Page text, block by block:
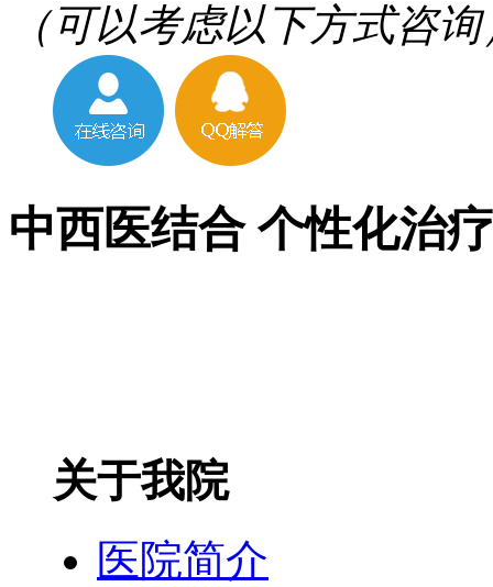
（可以考虑以下方式咨询
中西医结合 个性化治
关于我院
医院简介